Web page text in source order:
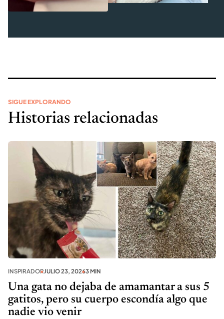
SIGUE EXPLORANDO
Historias relacionadas
INSPIRADORJULIO 23, 20263 MIN
Una gata no dejaba de amamantar a sus 5
gatitos, pero su cuerpo escondía algo que
nadie vio venir